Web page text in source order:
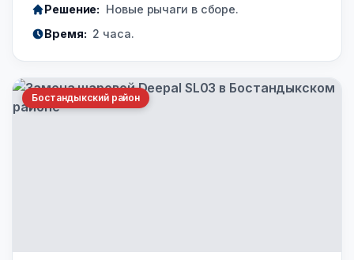
Решение: Новые рычаги в сборе.
Время: 2 часа.
Бостандыкский район